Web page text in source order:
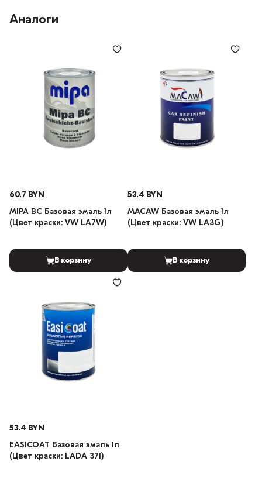
Аналоги
60.7 BYN
MIPA BC Базовая эмаль 1л
(Цвет краски: VW LA7W)
В корзину
53.4 BYN
MACAW Базовая эмаль 1л
(Цвет краски: VW LA3G)
В корзину
53.4 BYN
EASICOAT Базовая эмаль 1л
(Цвет краски: LADA 371)